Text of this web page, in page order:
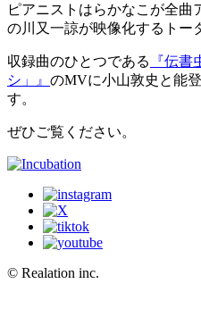
ピアニストはらかなこが全曲
の川又一諒が映像化するトー
収録曲のひとつである
『伝
シ」』 のMVに小山敦史と能
す。
ぜひご覧ください。
© Realation inc.